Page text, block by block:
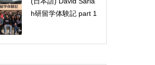
h研留学体験記 part 1
セミナーに参加して
きました